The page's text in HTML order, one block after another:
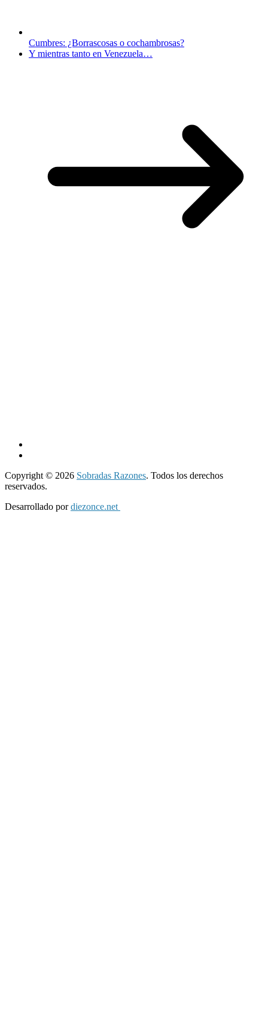
Cumbres: ¿Borrascosas o cochambrosas?
Y mientras tanto en Venezuela…
Copyright © 2026 Sobradas Razones. Todos los derechos
reservados.
Desarrollado pordiezonce.net